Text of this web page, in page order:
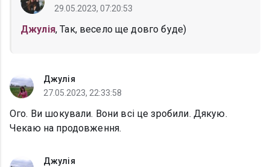
29.05.2023, 07:20:53
Джулія, Так, весело ще довго буде)
Джулія
27.05.2023, 22:33:58
Ого. Ви шокували. Вони всі це зробили. Дякую.
Чекаю на продовження.
Джулія